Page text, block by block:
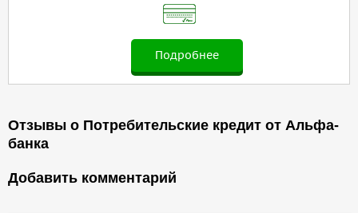
Подробнее
Отзывы о Потребительские кредит от Альфа-
банка
Добавить комментарий